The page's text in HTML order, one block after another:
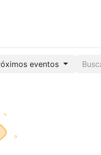
eventos